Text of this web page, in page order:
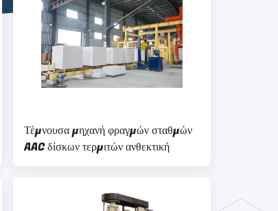
Τέμνουσα μηχανή φραγμών σταθμών
AAC δίσκων τερμιτών ανθεκτική